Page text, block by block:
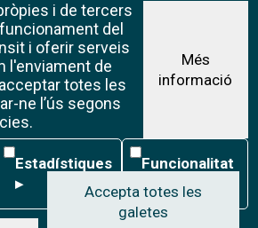
Barcelona
i de tercers
del
i oferir serveis
l'enviament de
totes les
ne l’ús segons
Més
informació
Estadístiques
Estadístiques
▸
Funcionalitat
Funcionalitat
▸
Accepta totes les
galetes